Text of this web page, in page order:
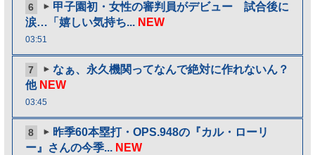
6
甲子園初・女性の審判員がデビュー 試合後に
涙…「嬉しい気持ち... NEW
03:51
7
なぁ、永久機関ってなんで絶対に作れないん？
他 NEW
03:45
8
昨季60本塁打・OPS.948の『カル・ローリ
ー』さんの今季... NEW